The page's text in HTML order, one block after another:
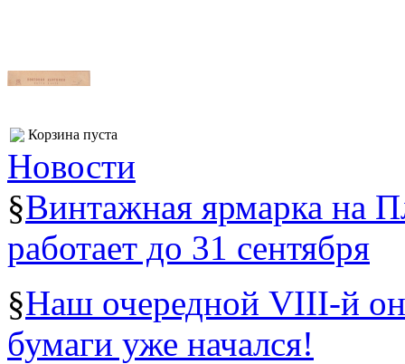
Корзина пуста
Новости
§Винтажная ярмарка на
работает до 31 сентября
§Наш очередной VIII-й
бумаги уже начался!